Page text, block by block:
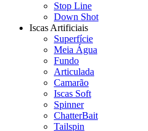
Stop Line
Down Shot
Iscas Artificiais
Superfície
Meia Água
Fundo
Articulada
Camarão
Iscas Soft
Spinner
ChatterBait
Tailspin